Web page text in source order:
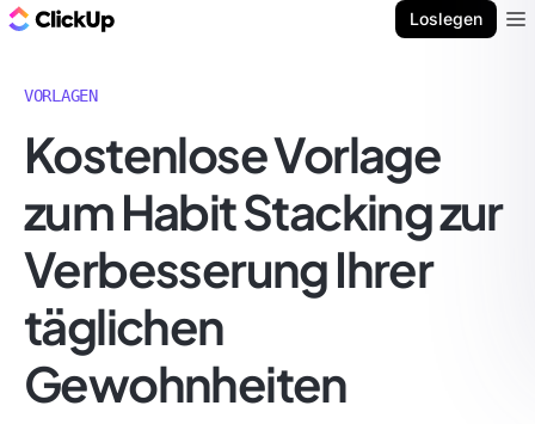
Loslegen
VORLAGEN
Kostenlose Vorlage
zum Habit Stacking zur
Verbesserung Ihrer
täglichen
Gewohnheiten